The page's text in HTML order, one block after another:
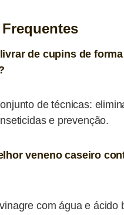
de cupins de forma
de técnicas:
e prevenção.
veneno caseiro
com água e ácido